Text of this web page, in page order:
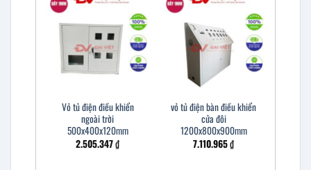
Vỏ tủ điện điều khiển
ngoài trời
500x400x120mm
2.505.347₫
vỏ tủ điện bàn điều khiển
cửa đôi
1200x800x900mm
7.110.965₫